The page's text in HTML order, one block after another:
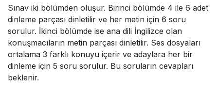
Sınav iki bölümden oluşur. Birinci bölümde 4 ile 6 adet
dinleme parçası dinletilir ve her metin için 6 soru
sorulur. İkinci bölümde ise ana dili İngilizce olan
konuşmacıların metin parçası dinletilir. Ses dosyaları
ortalama 3 farklı konuyu içerir ve adaylara her bir
dinleme için 5 soru sorulur. Bu soruların cevapları
beklenir.